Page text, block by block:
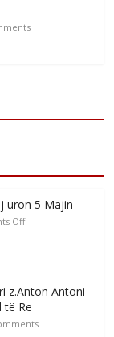
uron 5 Majin
Off
z.Anton Antoni
të Re